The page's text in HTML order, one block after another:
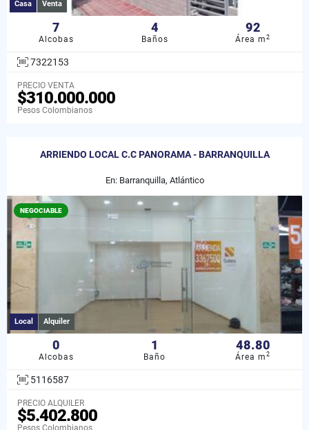
Casa Venta
7
Alcobas
4
Baños
92
Área m2
7322153
PRECIO VENTA
$310.000.000
Pesos Colombianos
ARRIENDO LOCAL C.C PANORAMA - BARRANQUILLA
En: Barranquilla, Atlántico
NEGOCIABLE
Local Alquiler
0
Alcobas
1
Baño
48.80
Área m2
5116587
PRECIO ALQUILER
$5.402.800
Pesos Colombianos